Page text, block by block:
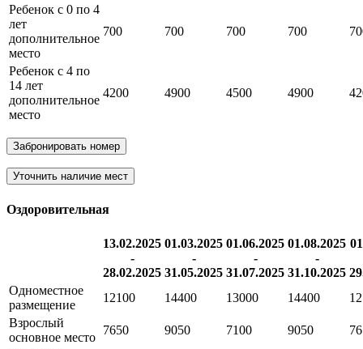
Ребенок с 0 по 4
лет
дополнительное
место
700 700 700 700
Ребенок с 4 по
14 лет
дополнительное
место
4200 4900 4500 4900
Забронировать номер
Уточнить наличие мест
Оздоровительная
13.02.2025
-
28.02.2025
01.03.2025
-
31.05.2025
01.06.2025
-
31.07.2025
01.08.2025
-
31.10.2025
Одноместное
размещение
12100 14400 13000 14400
Взрослый
основное место
7650 9050 7100 9050